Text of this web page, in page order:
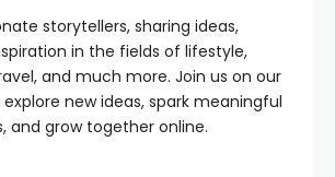
storytellers, sharing ideas,
in the fields of lifestyle,
and much more. Join us on our
new ideas, spark meaningful
and grow together online.